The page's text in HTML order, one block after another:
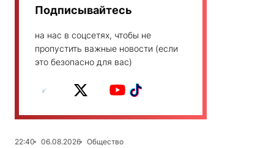
Подписывайтесь
на нас в соцсетях, чтобы не
пропустить важные новости (если
это безопасно для вас)
22:40 06.08.2026
Общество